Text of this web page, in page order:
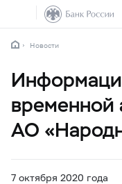
Новости
временной
АО
7 октября 2020 года